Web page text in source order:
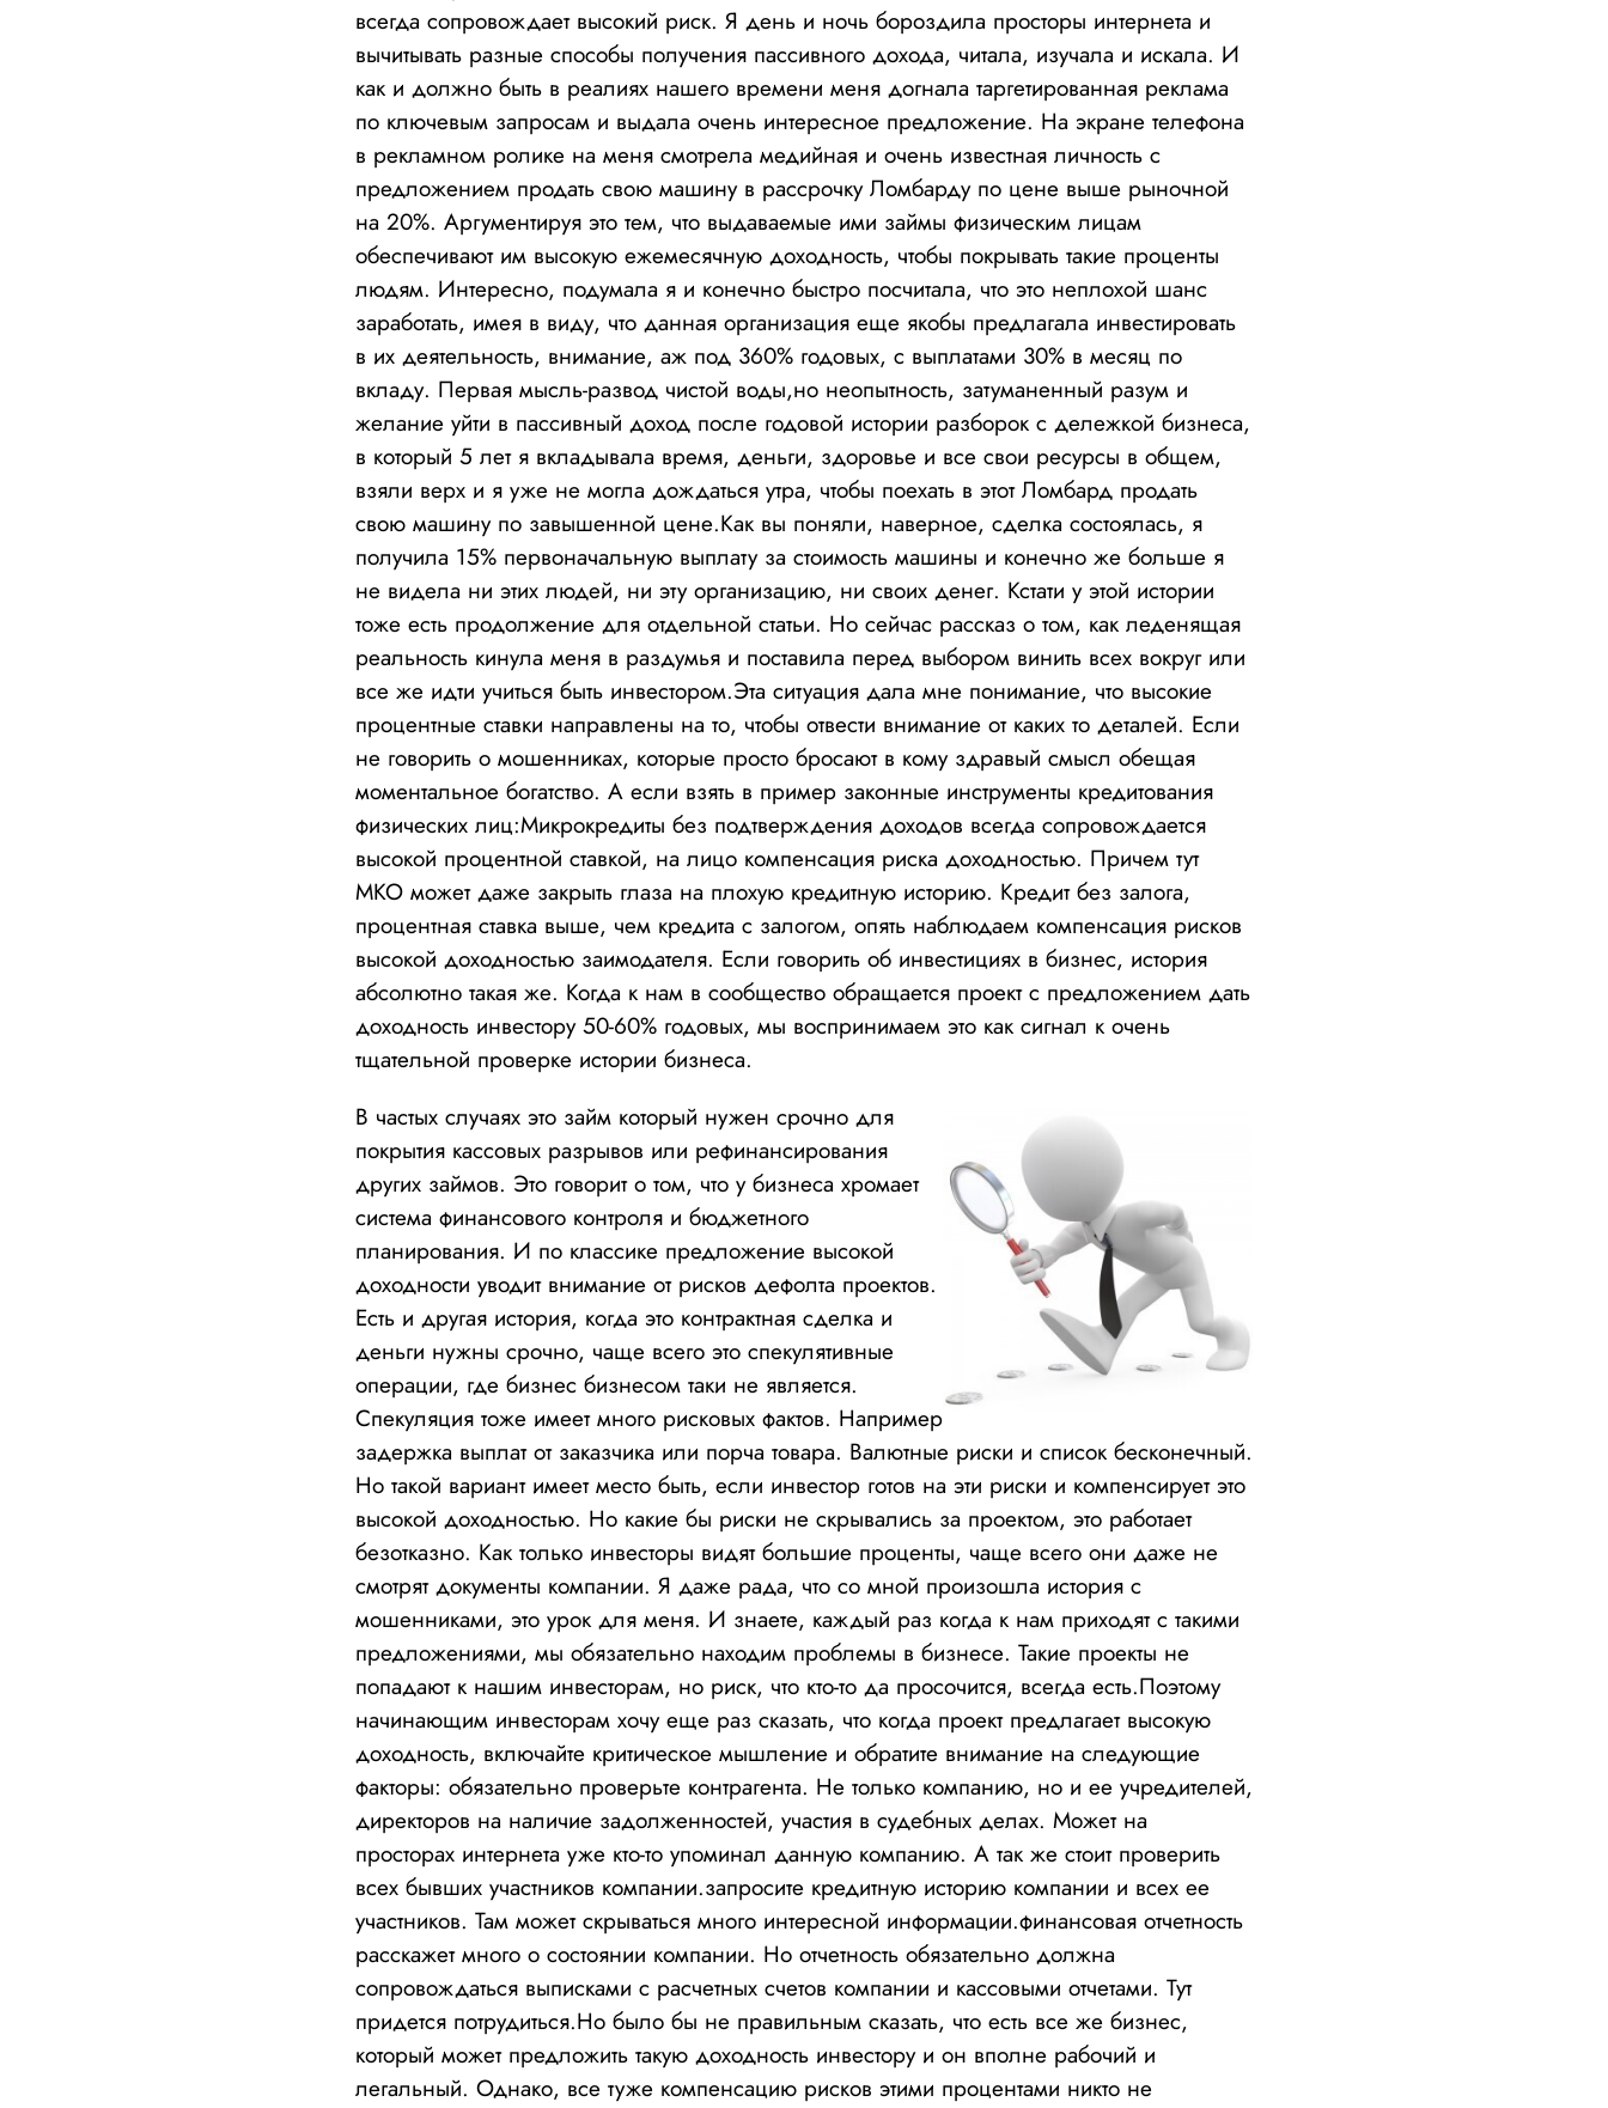
всегда сопровождает высокий риск. Я день и ночь бороздила просторы интернета и
вычитывать разные способы получения пассивного дохода, читала, изучала и искала. И
как и должно быть в реалиях нашего времени меня догнала таргетированная реклама
по ключевым запросам и выдала очень интересное предложение. На экране телефона
в рекламном ролике на меня смотрела медийная и очень известная личность с
предложением продать свою машину в рассрочку Ломбарду по цене выше рыночной
на 20%. Аргументируя это тем, что выдаваемые ими займы физическим лицам
обеспечивают им высокую ежемесячную доходность, чтобы покрывать такие проценты
людям. Интересно, подумала я и конечно быстро посчитала, что это неплохой шанс
заработать, имея в виду, что данная организация еще якобы предлагала инвестировать
в их деятельность, внимание, аж под 360% годовых, с выплатами 30% в месяц по
вкладу. Первая мысль-развод чистой воды,но неопытность, затуманенный разум и
желание уйти в пассивный доход после годовой истории разборок с дележкой бизнеса,
в который 5 лет я вкладывала время, деньги, здоровье и все свои ресурсы в общем,
взяли верх и я уже не могла дождаться утра, чтобы поехать в этот Ломбард продать
свою машину по завышенной цене.Как вы поняли, наверное, сделка состоялась, я
получила 15% первоначальную выплату за стоимость машины и конечно же больше я
не видела ни этих людей, ни эту организацию, ни своих денег. Кстати у этой истории
тоже есть продолжение для отдельной статьи. Но сейчас рассказ о том, как леденящая
реальность кинула меня в раздумья и поставила перед выбором винить всех вокруг или
все же идти учиться быть инвестором.Эта ситуация дала мне понимание, что высокие
процентные ставки направлены на то, чтобы отвести внимание от каких то деталей. Если
не говорить о мошенниках, которые просто бросают в кому здравый смысл обещая
моментальное богатство. А если взять в пример законные инструменты кредитования
физических лиц:Микрокредиты без подтверждения доходов всегда сопровождается
высокой процентной ставкой, на лицо компенсация риска доходностью. Причем тут
МКО может даже закрыть глаза на плохую кредитную историю. Кредит без залога,
процентная ставка выше, чем кредита с залогом, опять наблюдаем компенсация рисков
высокой доходностью заимодателя. Если говорить об инвестициях в бизнес, история
абсолютно такая же. Когда к нам в сообщество обращается проект с предложением дать
доходность инвестору 50-60% годовых, мы воспринимаем это как сигнал к очень
тщательной проверке истории бизнеса.
В частых случаях это займ который нужен срочно для
покрытия кассовых разрывов или рефинансирования
других займов. Это говорит о том, что у бизнеса хромает
система финансового контроля и бюджетного
планирования. И по классике предложение высокой
доходности уводит внимание от рисков дефолта проектов.
Есть и другая история, когда это контрактная сделка и
деньги нужны срочно, чаще всего это спекулятивные
операции, где бизнес бизнесом таки не является.
Спекуляция тоже имеет много рисковых фактов. Например
задержка выплат от заказчика или порча товара. Валютные риски и список бесконечный.
Но такой вариант имеет место быть, если инвестор готов на эти риски и компенсирует это
высокой доходностью. Но какие бы риски не скрывались за проектом, это работает
безотказно. Как только инвесторы видят большие проценты, чаще всего они даже не
смотрят документы компании. Я даже рада, что со мной произошла история с
мошенниками, это урок для меня. И знаете, каждый раз когда к нам приходят с такими
предложениями, мы обязательно находим проблемы в бизнесе. Такие проекты не
попадают к нашим инвесторам, но риск, что кто-то да просочится, всегда есть.Поэтому
начинающим инвесторам хочу еще раз сказать, что когда проект предлагает высокую
доходность, включайте критическое мышление и обратите внимание на следующие
факторы: обязательно проверьте контрагента. Не только компанию, но и ее учредителей,
директоров на наличие задолженностей, участия в судебных делах. Может на
просторах интернета уже кто-то упоминал данную компанию. А так же стоит проверить
всех бывших участников компании.запросите кредитную историю компании и всех ее
участников. Там может скрываться много интересной информации.финансовая отчетность
расскажет много о состоянии компании. Но отчетность обязательно должна
сопровождаться выписками с расчетных счетов компании и кассовыми отчетами. Тут
придется потрудиться.Но было бы не правильным сказать, что есть все же бизнес,
который может предложить такую доходность инвестору и он вполне рабочий и
легальный. Однако, все туже компенсацию рисков этими процентами никто не